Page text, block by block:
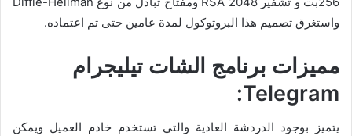
واستغرق تصميم هذا البروتوكول لمدة عامين حتى تم اعتماده.
مميزات برنامج الشات تيليجرام
Telegram:
يتميز بوجود الدردشة العادية والتي تستخدم خادم العميل ويمكن